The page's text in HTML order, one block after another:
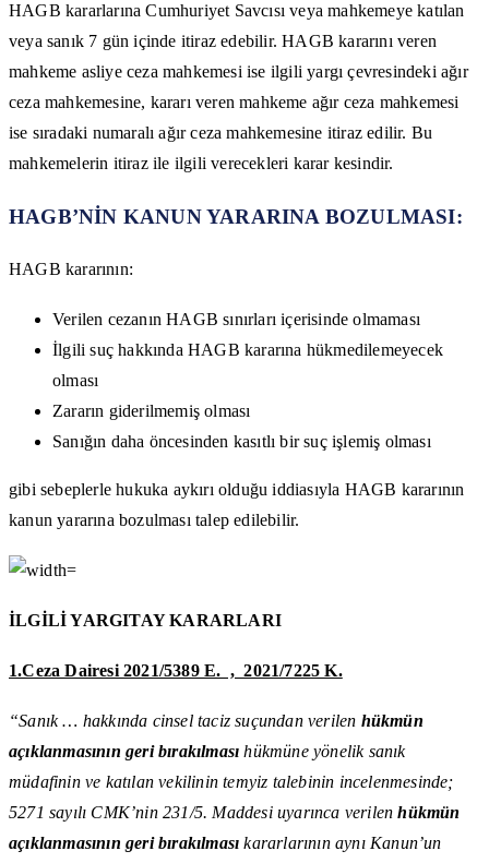
HAGB kararlarına Cumhuriyet Savcısı veya mahkemeye katılan
veya sanık 7 gün içinde itiraz edebilir. HAGB kararını veren
mahkeme asliye ceza mahkemesi ise ilgili yargı çevresindeki ağır
ceza mahkemesine, kararı veren mahkeme ağır ceza mahkemesi
ise sıradaki numaralı ağır ceza mahkemesine itiraz edilir. Bu
mahkemelerin itiraz ile ilgili verecekleri karar kesindir.
HAGB’NİN KANUN YARARINA BOZULMASI:
HAGB kararının:
Verilen cezanın HAGB sınırları içerisinde olmaması
İlgili suç hakkında HAGB kararına hükmedilemeyecek
olması
Zararın giderilmemiş olması
Sanığın daha öncesinden kasıtlı bir suç işlemiş olması
gibi sebeplerle hukuka aykırı olduğu iddiasıyla HAGB kararının
kanun yararına bozulması talep edilebilir.
İLGİLİ YARGITAY KARARLARI
1.Ceza Dairesi 2021/5389 E. , 2021/7225 K.
“Sanık … hakkında cinsel taciz suçundan verilen hükmün
açıklanmasının geri bırakılması hükmüne yönelik sanık
müdafinin ve katılan vekilinin temyiz talebinin incelenmesinde;
5271 sayılı CMK’nin 231/5. Maddesi uyarınca verilenhükmün
açıklanmasının geri bırakılması kararlarının aynı Kanun’un